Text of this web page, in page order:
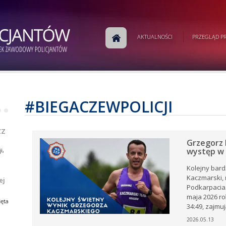
AKTUALNOŚCI PRZEGLĄD
#BIEGACZEWPOLICJI
Grzegorz
występ w
Kolejny
maja 2026
34:49,
2026.05.13